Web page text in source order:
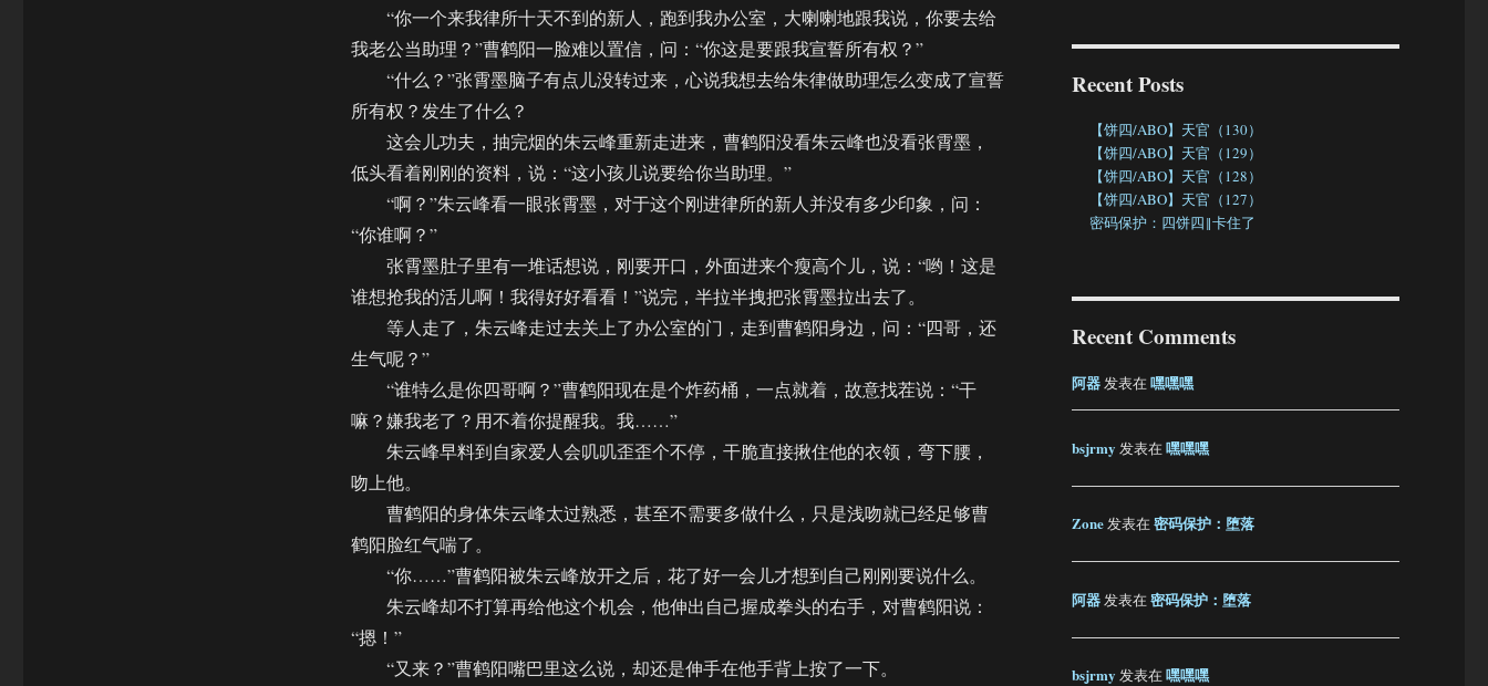
“你一个来我律所十天不到的新人，跑到我办公室，大喇喇地跟我说，你要去给
我老公当助理？”曹鹤阳一脸难以置信，问：“你这是要跟我宣誓所有权？”
“什么？”张霄墨脑子有点儿没转过来，心说我想去给朱律做助理怎么变成了宣誓
所有权？发生了什么？
这会儿功夫，抽完烟的朱云峰重新走进来，曹鹤阳没看朱云峰也没看张霄墨，
低头看着刚刚的资料，说：“这小孩儿说要给你当助理。”
“啊？”朱云峰看一眼张霄墨，对于这个刚进律所的新人并没有多少印象，问：
“你谁啊？”
张霄墨肚子里有一堆话想说，刚要开口，外面进来个瘦高个儿，说：“哟！这是
谁想抢我的活儿啊！我得好好看看！”说完，半拉半拽把张霄墨拉出去了。
等人走了，朱云峰走过去关上了办公室的门，走到曹鹤阳身边，问：“四哥，还
生气呢？”
“谁特么是你四哥啊？”曹鹤阳现在是个炸药桶，一点就着，故意找茬说：“干
嘛？嫌我老了？用不着你提醒我。我……”
朱云峰早料到自家爱人会叽叽歪歪个不停，干脆直接揪住他的衣领，弯下腰，
吻上他。
曹鹤阳的身体朱云峰太过熟悉，甚至不需要多做什么，只是浅吻就已经足够曹
鹤阳脸红气喘了。
“你……”曹鹤阳被朱云峰放开之后，花了好一会儿才想到自己刚刚要说什么。
朱云峰却不打算再给他这个机会，他伸出自己握成拳头的右手，对曹鹤阳说：
“摁！”
“又来？”曹鹤阳嘴巴里这么说，却还是伸手在他手背上按了一下。
Recent Posts
【饼四/ABO】天官（130）
【饼四/ABO】天官（129）
【饼四/ABO】天官（128）
【饼四/ABO】天官（127）
密码保护：四饼四‖卡住了
Recent Comments
阿器发表在嘿嘿嘿
bsjrmy 发表在嘿嘿嘿
Zone发表在密码保护：堕落
阿器发表在密码保护：堕落
bsjrmy 发表在嘿嘿嘿